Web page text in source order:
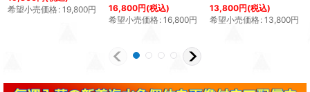
希望小売価格: 19,800円
16,800円(税込)
希望小売価格: 16,800円
13,800円(税込)
希望小売価格: 13,800円